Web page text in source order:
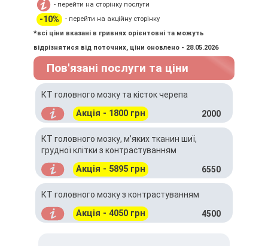
- перейти на сторінку послуги
-10%
- перейти на акційну сторінку
*всі ціни вказані в гривнях орієнтовні та можуть
відрізнятися від поточних, ціни оновлено - 28.05.2026
Пов'язані послуги та ціни
КТ головного мозку та кісток черепа
Акція - 1800 грн 2000
КТ головного мозку, м’яких тканин шиї,
грудної клітки з контрастуванням
Акція - 5895 грн 6550
КТ головного мозку з контрастуванням
Акція - 4050 грн 4500